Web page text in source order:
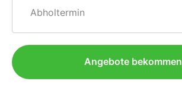
Abholtermin
Angebote bekommen